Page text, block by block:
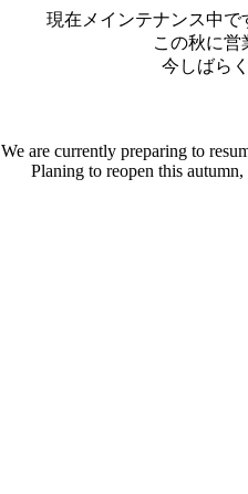
現在メインテナンス中
この秋に営
今しばら
We are currently preparing to
Planing to reopen this